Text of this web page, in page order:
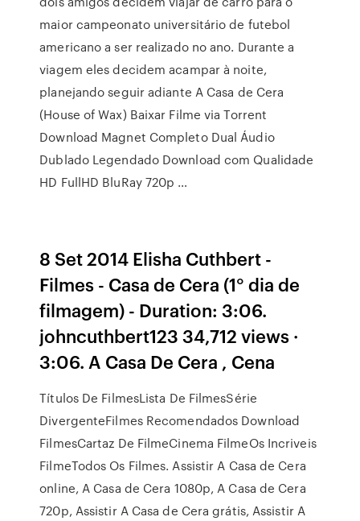
maior campeonato universitário de futebol
americano a ser realizado no ano. Durante a
viagem eles decidem acampar à noite,
planejando seguir adiante A Casa de Cera
(House of Wax) Baixar Filme via Torrent
Download Magnet Completo Dual Áudio
Dublado Legendado Download com Qualidade
HD FullHD BluRay 720p …
8 Set 2014 Elisha Cuthbert -
Filmes - Casa de Cera (1° dia de
filmagem) - Duration: 3:06.
johncuthbert123 34,712 views ·
3:06. A Casa De Cera , Cena
Títulos De FilmesLista De FilmesSérie
DivergenteFilmes Recomendados Download
FilmesCartaz De FilmeCinema FilmeOs Incriveis
FilmeTodos Os Filmes. Assistir A Casa de Cera
online, A Casa de Cera 1080p, A Casa de Cera
720p, Assistir A Casa de Cera grátis, Assistir A